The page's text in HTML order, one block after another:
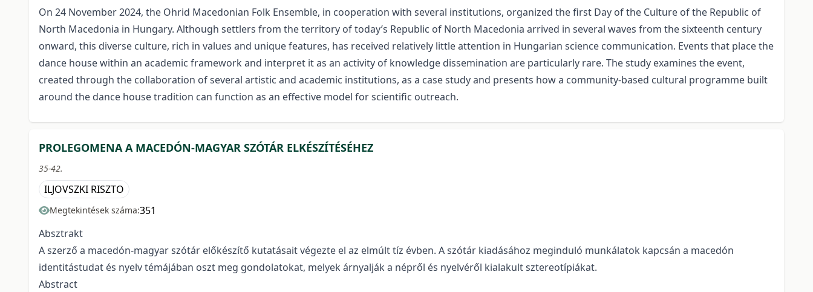
On 24 November 2024, the Ohrid Macedonian Folk Ensemble, in cooperation with several institutions, organized the first Day of the Culture of the Republic of
North Macedonia in Hungary. Although settlers from the territory of today’s Republic of North Macedonia arrived in several waves from the sixteenth century
onward, this diverse culture, rich in values and unique features, has received relatively little attention in Hungarian science communication. Events that place the
dance house within an academic framework and interpret it as an activity of knowledge dissemination are particularly rare. The study examines the event,
created through the collaboration of several artistic and academic institutions, as a case study and presents how a community-based cultural programme built
around the dance house tradition can function as an effective model for scientific outreach.
PROLEGOMENA A MACEDÓN-MAGYAR SZÓTÁR ELKÉSZÍTÉSÉHEZ
35-42.
ILJOVSZKI RISZTO
Megtekintések száma:351
Absztrakt
A szerző a macedón-magyar szótár előkészítő kutatásait végezte el az elmúlt tíz évben. A szótár kiadásához meginduló munkálatok kapcsán a macedón
identitástudat és nyelv témájában oszt meg gondolatokat, melyek árnyalják a népről és nyelvéről kialakult sztereotípiákat.
Abstract